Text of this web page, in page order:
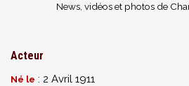
News, vidéos et photos de
Acteur
Né le : 2 Avril 1911